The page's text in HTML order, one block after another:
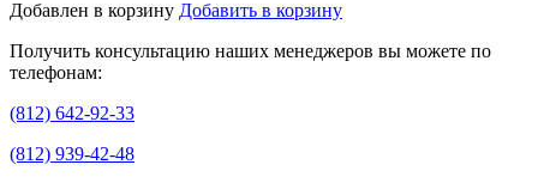
Добавлен в корзину Добавить в корзину
Получить консультацию наших менеджеров вы можете по
телефонам:
(812) 642-92-33
(812) 939-42-48